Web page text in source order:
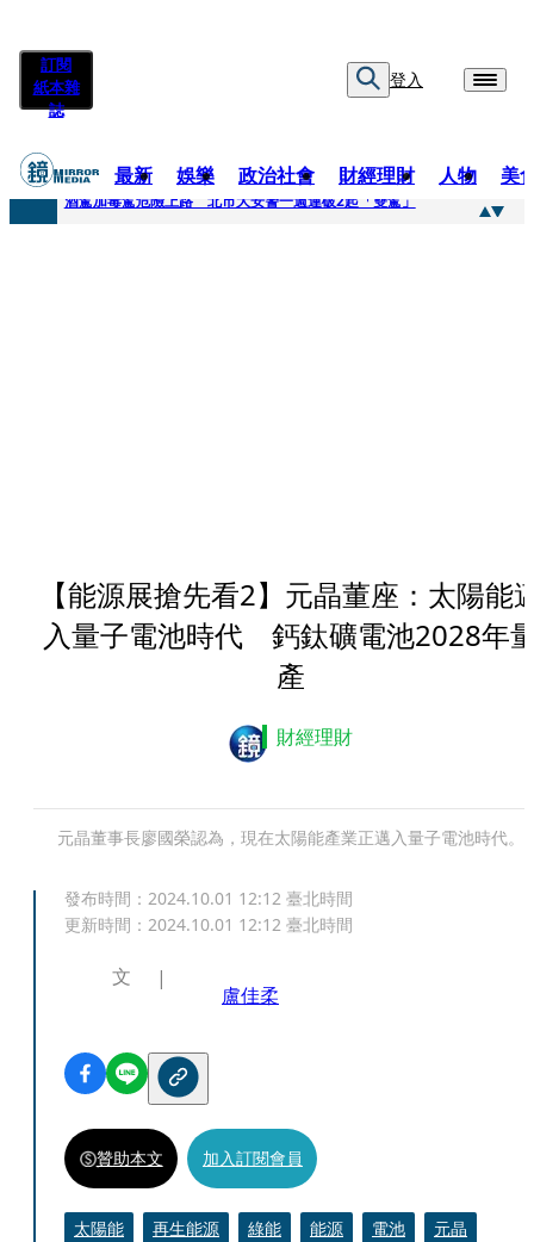
訂閱
紙本雜
誌
登入
最新 娛樂 政治社會 財經理財 人物 美
快訊
酒駕加毒駕危險上路 北市大安警一週連破2起「雙駕」
【能源展搶先看2】元晶董座：太陽能
入量子電池時代 鈣鈦礦電池2028年
產
財經理財
元晶董事長廖國榮認為，現在太陽能產業正邁入量子電池時代。
發布時間： 2024.10.01 12:12 臺北時間
更新時間： 2024.10.01 12:12 臺北時間
文
盧佳柔
贊助本文 加入訂閱會員
太陽能 再生能源 綠能 能源 電池
元晶